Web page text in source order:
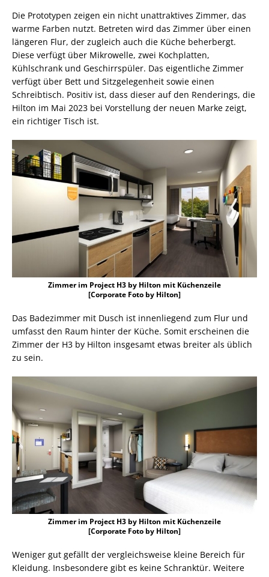
Die Prototypen zeigen ein nicht unattraktives Zimmer, das
warme Farben nutzt. Betreten wird das Zimmer über einen
längeren Flur, der zugleich auch die Küche beherbergt.
Diese verfügt über Mikrowelle, zwei Kochplatten,
Kühlschrank und Geschirrspüler. Das eigentliche Zimmer
verfügt über Bett und Sitzgelegenheit sowie einen
Schreibtisch. Positiv ist, dass dieser auf den Renderings, die
Hilton im Mai 2023 bei Vorstellung der neuen Marke zeigt,
ein richtiger Tisch ist.
Zimmer im Project H3 by Hilton mit Küchenzeile
[Corporate Foto by Hilton]
Das Badezimmer mit Dusch ist innenliegend zum Flur und
umfasst den Raum hinter der Küche. Somit erscheinen die
Zimmer der H3 by Hilton insgesamt etwas breiter als üblich
zu sein.
Zimmer im Project H3 by Hilton mit Küchenzeile
[Corporate Foto by Hilton]
Weniger gut gefällt der vergleichsweise kleine Bereich für
Kleidung. Insbesondere gibt es keine Schranktür. Weitere